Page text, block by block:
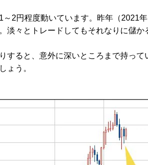
2円程度動いています。昨年（2021
淡々とトレードしてもそれなりに儲か
すると、意外に深いところまで持って
ょう。